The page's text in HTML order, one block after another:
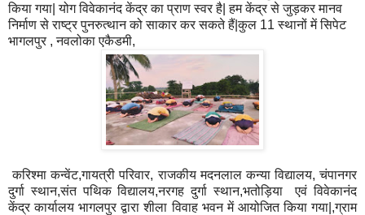
किया गया| योग विवेकानंद केंद्र का प्राण स्वर है| हम केंद्र से जुड़कर मानव
निर्माण से राष्ट्र पुनरुत्थान को साकार कर सकते हैं|कुल 11 स्थानों में सिपेट
भागलपुर , नवलोका एकैडमी,
करिश्मा कन्वेंट,गायत्री परिवार, राजकीय मदनलाल कन्या विद्यालय, चंपानगर
दुर्गा स्थान,संत पथिक विद्यालय,नरगह दुर्गा स्थान,भतोड़िया एवं विवेकानंद
केंद्र कार्यालय भागलपुर द्वारा शीला विवाह भवन में आयोजित किया गया|,ग्राम